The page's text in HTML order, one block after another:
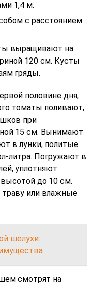
1,4 м.
с расстоянием
выращивают на
120 см. Кусты
гряды.
половине дня,
томаты поливают,
при
15 см. Вынимают
в лунки, политые
литра. Погружают в
уплотняют.
до 10 см.
или влажные
шелухи:
смотрят на